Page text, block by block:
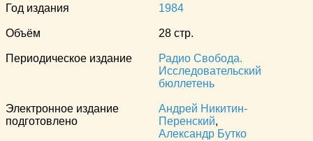
Год издания 1984
Объём 28 стр.
Периодическое издание
Радио Свобода.
Исследовательский
бюллетень
Электронное издание
подготовлено
Андрей Никитин-
Перенский,
Александр Бутко